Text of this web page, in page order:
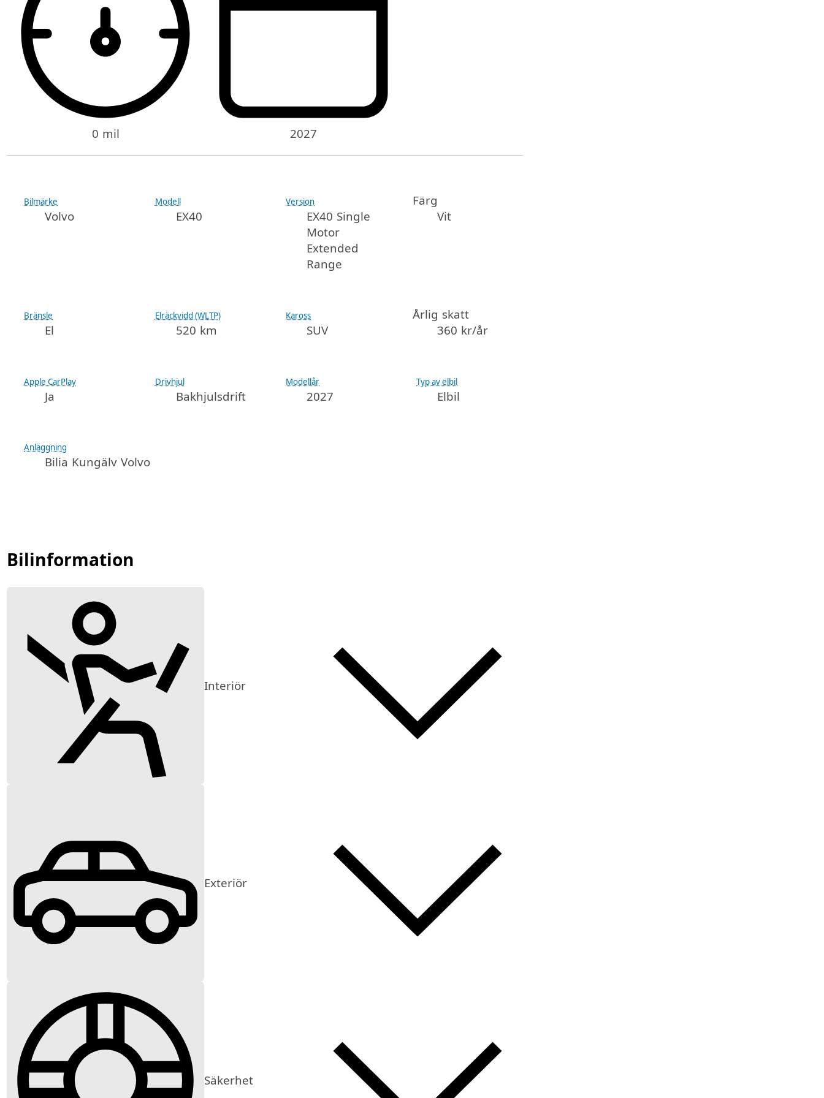
0 mil 2027
Bilmärke
Volvo
Modell
EX40
Version
EX40 Single
Motor
Extended
Range
Färg
Vit
Bränsle
El
Elräckvidd (WLTP)
520 km
Kaross
SUV
Årlig skatt
360 kr/år
Apple CarPlay
Ja
Drivhjul
Bakhjulsdrift
Modellår
2027
Typ av elbil
Elbil
Anläggning
Bilia Kungälv Volvo
Bilinformation
Interiör
Exteriör
Säkerhet